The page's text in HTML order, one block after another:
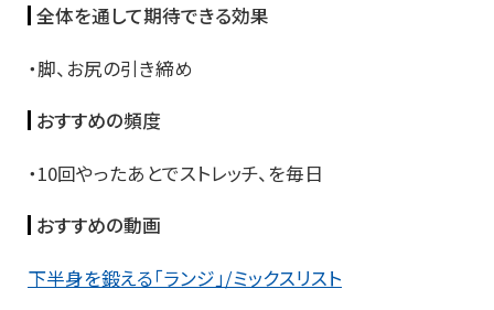
全体を通して期待できる効果
・脚、お尻の引き締め
おすすめの頻度
・10回やったあとでストレッチ、を毎日
おすすめの動画
下半身を鍛える「ランジ」/ミックスリスト